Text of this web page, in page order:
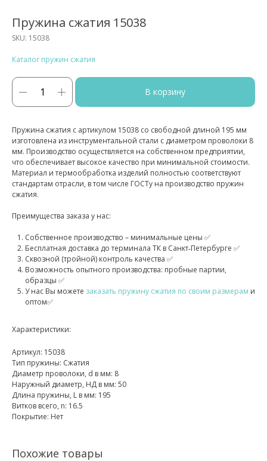
Пружина сжатия 15038
SKU: 15038
Каталог пружин сжатия
В корзину
Пружина сжатия с артикулом 15038 со свободной длиной 195 мм
изготовлена из инструментальной стали с диаметром проволоки 8
мм. Производство осуществляется на собственном предприятии,
что обеспечивает высокое качество при минимальной стоимости.
Материал и термообработка изделий полностью соответствуют
стандартам отрасли, в том числе ГОСТу на производство пружин
сжатия.
Преимущества заказа у нас:
Собственное производство – минимальные цены ✅
Бесплатная доставка до терминала ТК в Санкт‑Петербурге ✅
Сквозной (тройной) контроль качества ✅
Возможность опытного производства: пробные партии,
образцы ✅
У нас Вы можете заказать пружину сжатия по своим размерам и
оптом✅
Характеристики:
Артикул: 15038
Тип пружины: Сжатия
Диаметр проволоки, d в мм: 8
Наружный диаметр, НД в мм: 50
Длина пружины, L в мм: 195
Витков всего, n: 16.5
Покрытие: Нет
Похожие товары